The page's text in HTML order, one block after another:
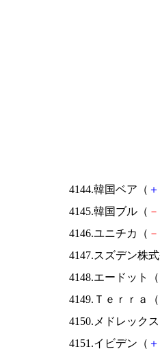
4144.韓国ベア（ ＋
4145.韓国ブル（ －
4146.ユニチカ（ －
4147.スズデン株
4148.エードット（
4149.Ｔｅｒｒａ（
4150.メドレック
4151.イビデン（ ＋